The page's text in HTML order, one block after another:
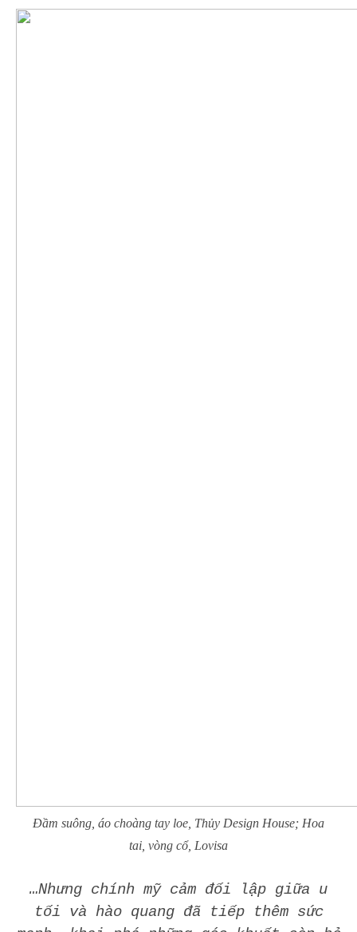
Đầm suông, áo choàng tay loe, Thủy Design House; Hoa
tai, vòng cổ, Lovisa
…Nhưng chính mỹ cảm đối lập giữa u
tối và hào quang đã tiếp thêm sức